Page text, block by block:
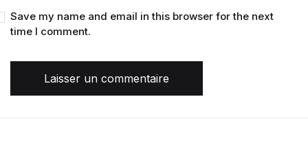
Save my name and email in this browser for the next
time I comment.
Laisser un commentaire